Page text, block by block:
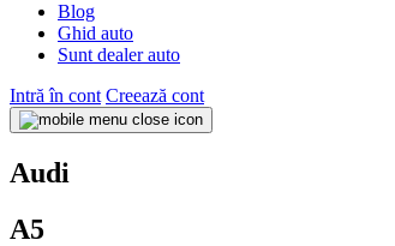
Blog
Ghid auto
Sunt dealer auto
Intră în cont Creează cont
Audi
A5